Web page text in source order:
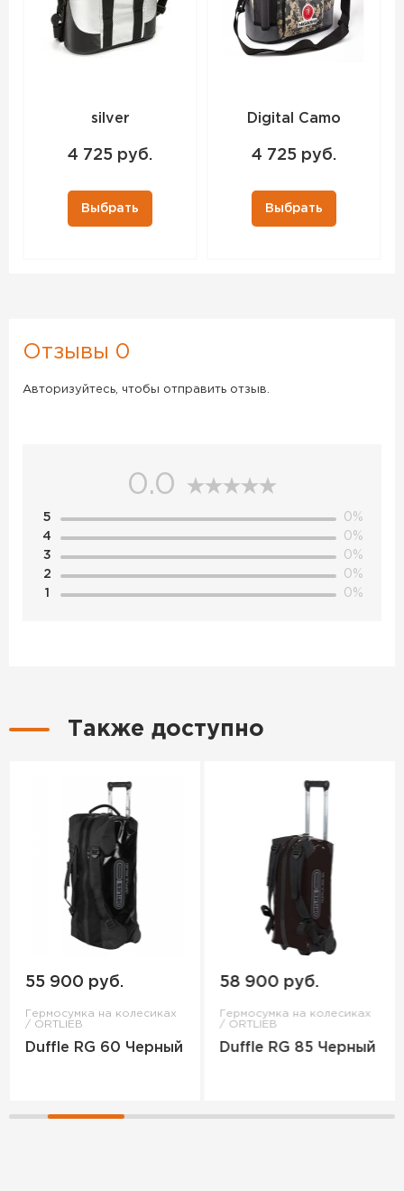
silver
4 725 руб.
Выбрать
Digital Camo
4 725 руб.
Выбрать
Отзывы 0
Авторизуйтесь, чтобы отправить отзыв.
0.0
5
0%
4
0%
3
0%
2
0%
1
0%
Также доступно
55 900 руб.
Гермосумка на колесиках
/ ORTLIEB
Duffle RG 60 Черный
58 900 руб.
Гермосумка на колесиках
/ ORTLIEB
Duffle RG 85 Черный